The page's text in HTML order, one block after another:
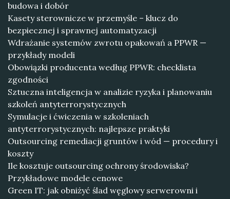
budowa i dobór
Kasety sterownicze w przemyśle – klucz do
bezpiecznej i sprawnej automatyzacji
Wdrażanie systemów zwrotu opakowań a PPWR —
przykłady modeli
Obowiązki producenta według PPWR: checklista
zgodności
Sztuczna inteligencja w analizie ryzyka i planowaniu
szkoleń antyterrorystycznych
Symulacje i ćwiczenia w szkoleniach
antyterrorystycznych: najlepsze praktyki
Outsourcing remediacji gruntów i wód — procedury i
koszty
Ile kosztuje outsourcing ochrony środowiska?
Przykładowe modele cenowe
Green IT: jak obniżyć ślad węglowy serwerowni i